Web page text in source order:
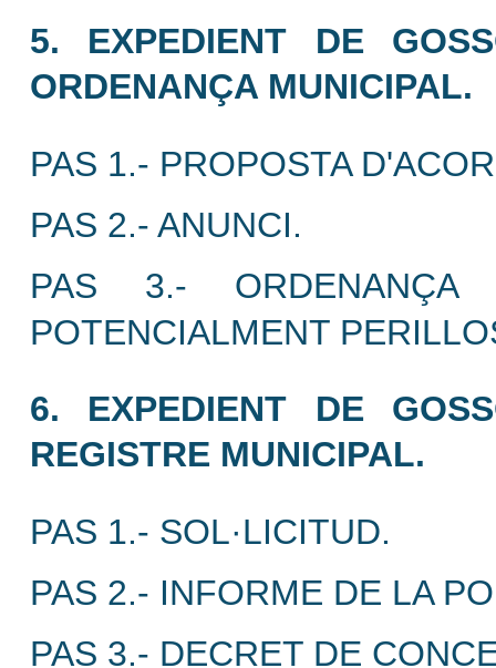
5. EXPEDIENT DE
ORDENANÇA MUNICIPAL.
PAS 1.- PROPOSTA
PAS 2.- ANUNCI.
PAS 3.- ORDENANÇA
POTENCIALMENT
6. EXPEDIENT DE
REGISTRE MUNICIPAL.
PAS 1.- SOL·LICITUD.
PAS 2.- INFORME DE LA
PAS 3.- DECRET DE